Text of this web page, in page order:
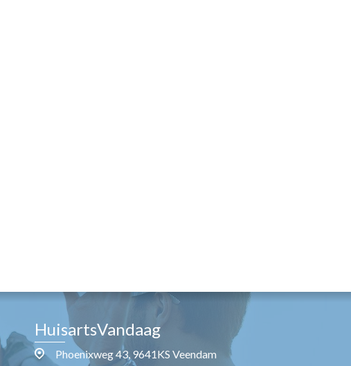
HuisartsVandaag
Phoenixweg 43, 9641KS Veendam